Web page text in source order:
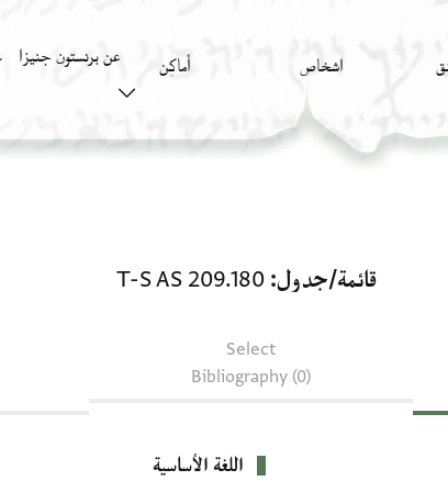
اشخاص أَماكِن عن برنستون جنيزا
قائمة/جدول T-S AS 209.180
Select
Bibliography (0)
اللغة الأساسية